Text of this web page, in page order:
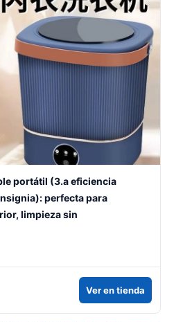
portátil (3.a eficiencia
perfecta para
limpieza sin
Ver en tienda